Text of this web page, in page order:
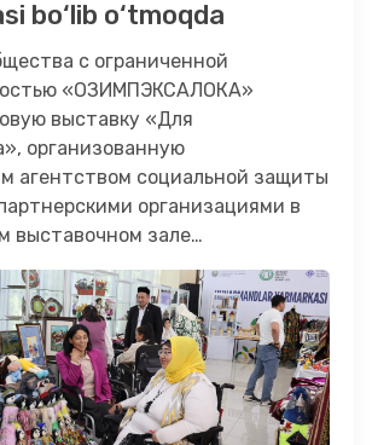
bo‘lib o‘tmoqda
с ограниченной
«ОЗИМПЭКСАЛОКА»
выставку «Для
организованную
агентством социальной защиты
организациями в
выставочном зале
в нашей столице